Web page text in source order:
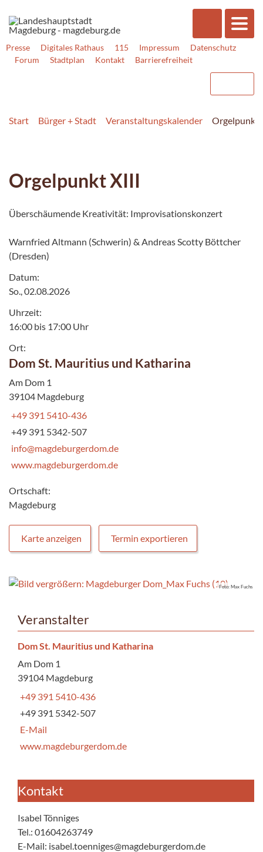
Presse Digitales Rathaus 115 Impressum
Datenschutz
Forum
Stadtplan Kontakt Barrierefreiheit
Start Bürger + Stadt Veranstaltungskalender Orgelpunkt
Orgelpunkt XIII
Überschäumende Kreativität: Improvisationskonzert
Warnfried Altmann (Schwerin) & Andreas Scotty Böttcher
(Dresden)
Datum:
So., 02.08.2026
Uhrzeit:
16:00 bis 17:00 Uhr
Ort:
Dom St. Mauritius und Katharina
Am Dom 1
39104 Magdeburg
+49 391 5410-436
+49 391 5342-507
info@magdeburgerdom.de
www.magdeburgerdom.de
Ortschaft:
Magdeburg
Karte anzeigen Termin exportieren
Foto: Max Fuchs
Veranstalter
Dom St. Mauritius und Katharina
Am Dom 1
39104 Magdeburg
+49 391 5410-436
+49 391 5342-507
E-Mail
www.magdeburgerdom.de
Kontakt
Isabel Tönniges
Tel.: 01604263749
E-Mail: isabel.toenniges@magdeburgerdom.de